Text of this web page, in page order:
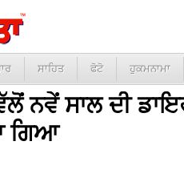
ਸਾਹਿਤ ਫੋਟੋ ਹੁਕਮਨਾਮਾ
ਨਵੇਂ ਸਾਲ ਦੀ
ਗਿਆ